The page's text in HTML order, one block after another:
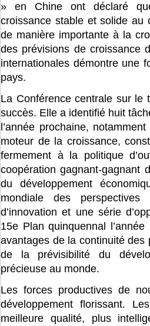
» en Chine ont déclaré
croissance stable et solide au
de manière importante à la
des prévisions de croissance
internationales démontre une
pays.
La Conférence centrale sur le
succès. Elle a identifié huit
l’année prochaine,
moteur de la croissance,
fermement à la politique
coopération gagnant-gagnant
du développement
mondiale des
d’innovation et une série
15e Plan quinquennal
avantages de la continuité
de la prévisibilité du
précieuse au monde.
Les forces productives de
développement florissant.
meilleure qualité, plus